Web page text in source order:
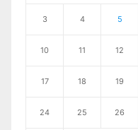
3 4 5
10 11 12
17 18 19
24 25 26